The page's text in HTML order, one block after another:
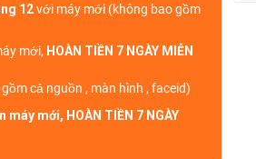
12với máy mới (không bao gồm
mới, HOÀN TIỀN 7 NGÀY MIỄN
cả nguồn , màn hình , faceid)
mới, HOÀN TIỀN 7 NGÀY